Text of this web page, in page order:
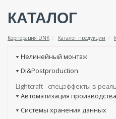
КАТАЛОГ
Корпорация DNK Каталог продукции
Нелинейный монтаж
DI&Postproduction
Lightcraft - cпецэффекты в
Автоматизация
Системы хранения данных